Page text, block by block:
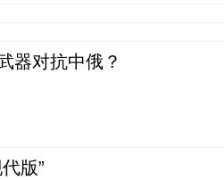
器对抗中俄？
版”